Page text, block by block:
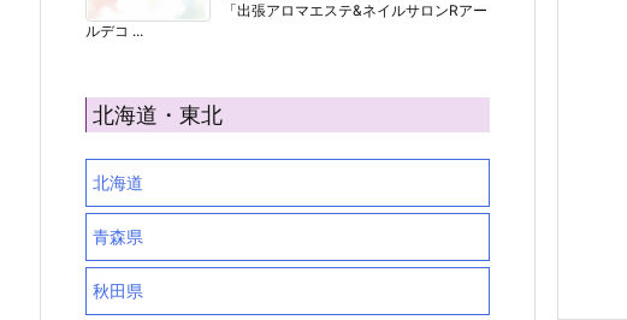
「出張アロマエステ&ネイルサロンRアー
ルデコ ...
北海道・東北
北海道
青森県
秋田県